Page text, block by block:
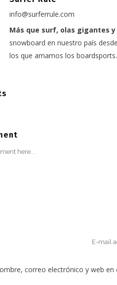
info@surferrule.com
Más que surf, olas gigantes
snowboard en nuestro país
los que amamos los boardsports.
correo electrónico y web